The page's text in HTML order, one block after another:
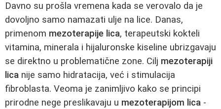
Davno su prošla vremena kada se verovalo da je
dovoljno samo namazati ulje na lice. Danas,
primenom mezoterapije lica, terapeutski kokteli
vitamina, minerala i hijaluronske kiseline ubrizgavaju
se direktno u problematične zone. Cilj mezoterapiji
lica nije samo hidratacija, već i stimulacija
fibroblasta. Veoma je zanimljivo kako se principi
prirodne nege preslikavaju u mezoterapijom lica -